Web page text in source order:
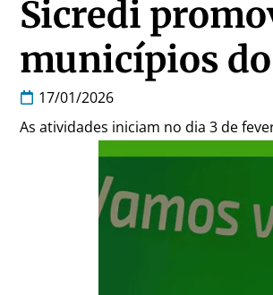
Sicredi
municípios
17/01/2026
As atividades iniciam no dia 3 de